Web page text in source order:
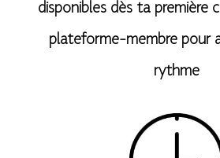
disponibles dès ta première
plateforme-membre pour
rythme